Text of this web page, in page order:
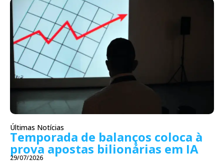
Últimas Notícias
Temporada de balanços coloca à
prova apostas bilionárias em IA
29/07/2026